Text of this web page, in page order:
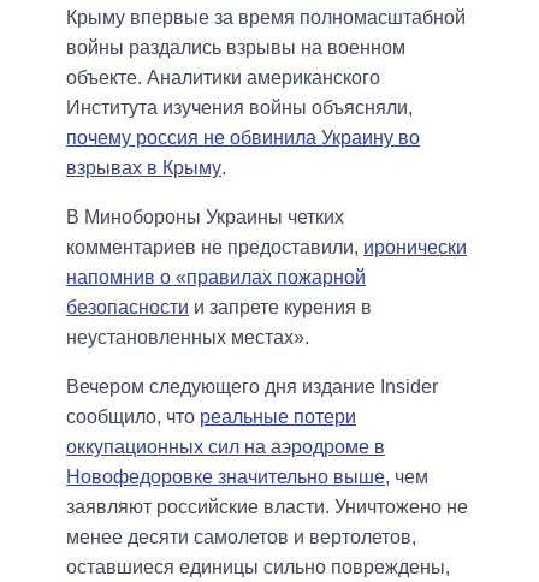
Крыму впервые за время полномасштабной
войны раздались взрывы на военном
объекте. Аналитики американского
Института изучения войны объясняли,
почему россия не обвинила Украину во
взрывах в Крыму.
В Минобороны Украины четких
комментариев не предоставили, иронически
напомнив о «правилах пожарной
безопасности и запрете курения в
неустановленных местах».
Вечером следующего дня издание Insider
сообщило, что реальные потери
оккупационных сил на аэродроме в
Новофедоровке значительно выше, чем
заявляют российские власти. Уничтожено не
менее десяти самолетов и вертолетов,
оставшиеся единицы сильно повреждены,